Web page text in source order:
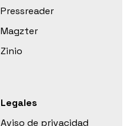
Pressreader
Magzter
Zinio
Legales
Aviso de privacidad